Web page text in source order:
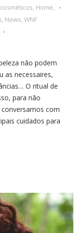
, Home,
, News, WNF
não podem
as necessaires,
O ritual de
para não
com
cuidados para